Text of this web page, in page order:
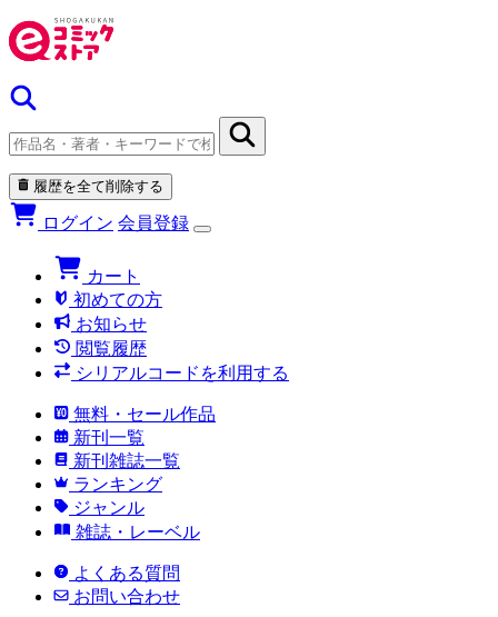
履歴を全て削除する
ログイン 会員登録
カート
初めての方
お知らせ
閲覧履歴
シリアルコードを利用する
無料・セール作品
新刊一覧
新刊雑誌一覧
ランキング
ジャンル
雑誌・レーベル
よくある質問
お問い合わせ